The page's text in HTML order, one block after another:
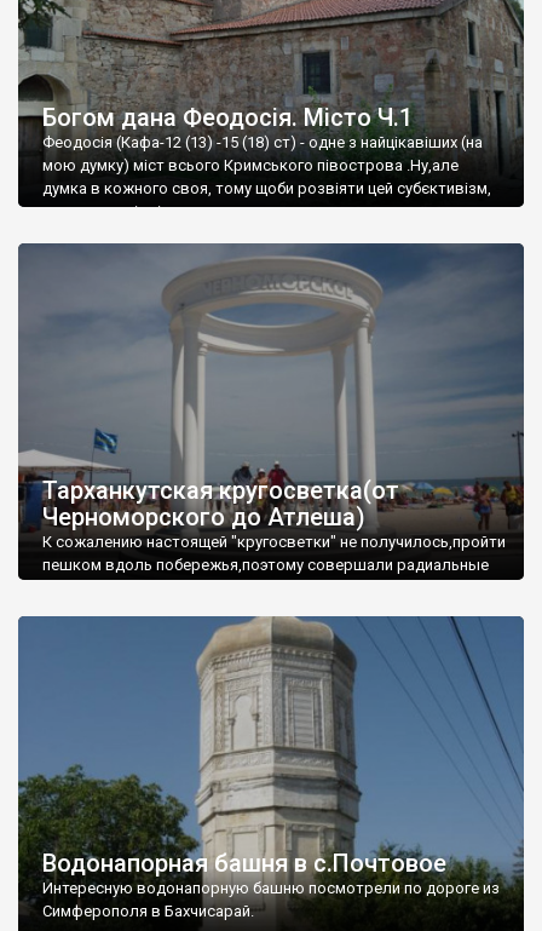
Богом дана Феодосія. Місто Ч.1
Феодосія (Кафа-12 (13) -15 (18) ст) - одне з найцікавіших (на
мою думку) міст всього Кримського півострова .Ну,але
думка в кожного своя, тому щоби розвіяти цей субєктивізм,
запрошую відвідати це
Тарханкутская кругосветка(от
Черноморского до Атлеша)
К сожалению настоящей "кругосветки" не получилось,пройти
пешком вдоль побережья,поэтому совершали радиальные
Водонапорная башня в с.Почтовое
Интересную водонапорную башню посмотрели по дороге из
Симферополя в Бахчисарай.